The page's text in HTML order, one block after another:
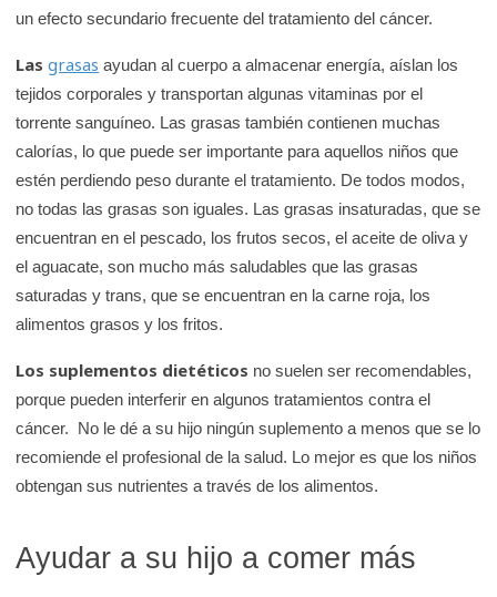
un efecto secundario frecuente del tratamiento del cáncer.
Lasgrasas ayudan al cuerpo a almacenar energía, aíslan los
tejidos corporales y transportan algunas vitaminas por el
torrente sanguíneo. Las grasas también contienen muchas
calorías, lo que puede ser importante para aquellos niños que
estén perdiendo peso durante el tratamiento. De todos modos,
no todas las grasas son iguales. Las grasas insaturadas, que se
encuentran en el pescado, los frutos secos, el aceite de oliva y
el aguacate, son mucho más saludables que las grasas
saturadas y trans, que se encuentran en la carne roja, los
alimentos grasos y los fritos.
Los suplementos dietéticos no suelen ser recomendables,
porque pueden interferir en algunos tratamientos contra el
cáncer. No le dé a su hijo ningún suplemento a menos que se lo
recomiende el profesional de la salud. Lo mejor es que los niños
obtengan sus nutrientes a través de los alimentos.
Ayudar a su hijo a comer más